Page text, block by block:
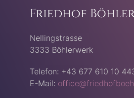
Friedhof
Nellingstrasse
3333 Böhlerwerk
Telefon: +43 677 610 10
E-Mail: